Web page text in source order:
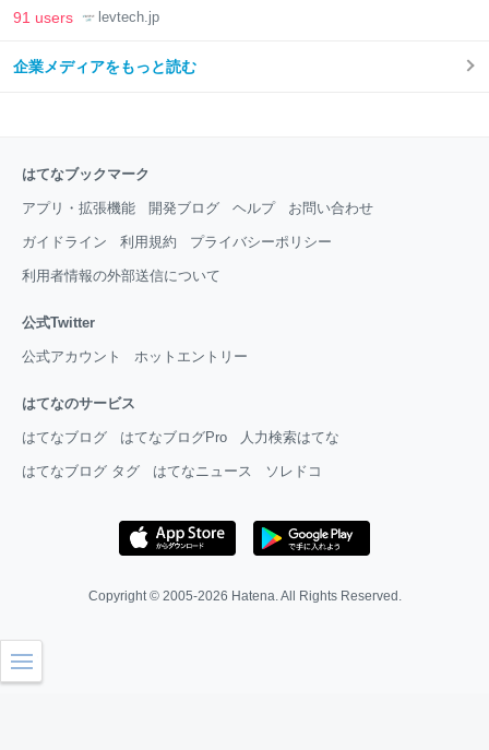
LAB
91 users levtech.jp
企業メディアをもっと読む
はてなブックマーク
アプリ・拡張機能 開発ブログ ヘルプ お問い合わせ
ガイドライン 利用規約 プライバシーポリシー
利用者情報の外部送信について
公式Twitter
公式アカウント ホットエントリー
はてなのサービス
はてなブログ はてなブログPro 人力検索はてな
はてなブログ タグ はてなニュース ソレドコ
Copyright © 2005-2026 Hatena. All Rights Reserved.